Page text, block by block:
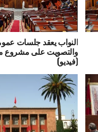
النواب يعقد جلسات
(فيديو)